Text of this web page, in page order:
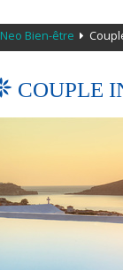
Neo Bien-être
COUPLE